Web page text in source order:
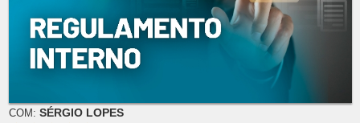
COM: SÉRGIO LOPES